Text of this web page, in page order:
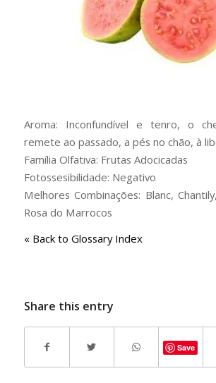
Aroma: Inconfundível e tenro, o
remete ao passado, a pés no chão, à
Família Olfativa: Frutas Adocicadas
Fotossesibilidade: Negativo
Melhores Combinações: Blanc,
Rosa do Marrocos
« Back to Glossary Index
Share this entry
Save